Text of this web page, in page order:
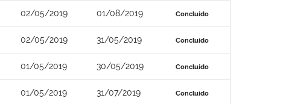
02/05/2019 01/08/2019 Concluído
02/05/2019 31/05/2019 Concluído
01/05/2019 30/05/2019 Concluído
01/05/2019 31/07/2019 Concluído